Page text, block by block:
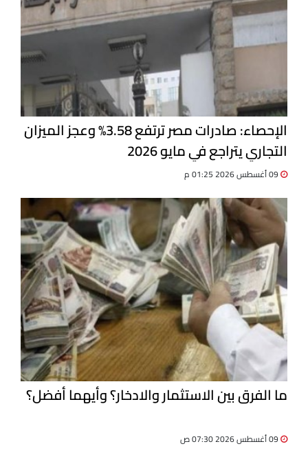
الإحصاء: صادرات مصر ترتفع 3.58% وعجز الميزان
التجاري يتراجع في مايو 2026
ما الفرق بين الاستثمار والادخار؟ وأيهما أفضل؟